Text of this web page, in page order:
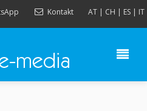
Kontakt AT| CH | ES| IT